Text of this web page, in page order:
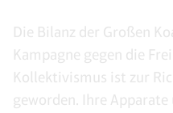
Die Bilanz der Großen
Kampagne gegen die
Kollektivismus ist zur
geworden. Ihre Apparate